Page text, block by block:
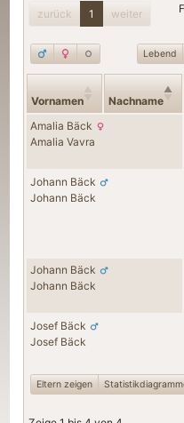
zurück 1 weiter
Lebend
Vornamen Nachname
Amalia Bäck
Amalia Vavra
Johann Bäck
Johann Bäck
Johann Bäck
Johann Bäck
Josef Bäck
Josef Bäck
Eltern zeigen